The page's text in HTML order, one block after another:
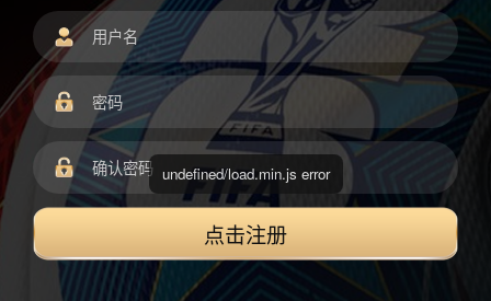
点击注册
undefined/load.min.js error